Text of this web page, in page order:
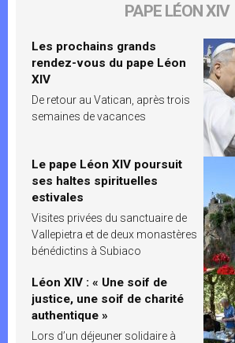
PAPE LÉON XIV
Les prochains grands
rendez-vous du pape Léon
XIV
De retour au Vatican, après trois
semaines de vacances
Le pape Léon XIV poursuit
ses haltes spirituelles
estivales
Visites privées du sanctuaire de
Vallepietra et de deux monastères
bénédictins à Subiaco
Léon XIV : « Une soif de
justice, une soif de charité
authentique »
Lors d’un déjeuner solidaire à